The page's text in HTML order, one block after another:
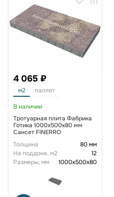
4 065 ₽
м2 паллет
В наличии
Тротуарная плита Фабрика
Готика 1000x500x80 мм
Сансет FINERRO
Толщина
80 мм
На поддоне, м2
12
Размеры, мм
1000x500x80